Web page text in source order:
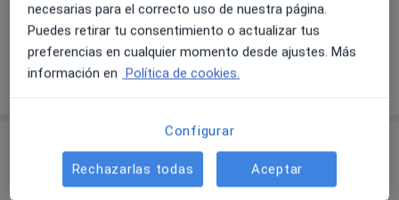
Primera visita Psicología
Pedir una cita
necesarias para el correcto uso de nuestra página.
Puedes retirar tu consentimiento o actualizar tus
preferencias en cualquier momento desde ajustes. Más
información en Política de cookies.
Configurar
Rechazarlas todas Aceptar